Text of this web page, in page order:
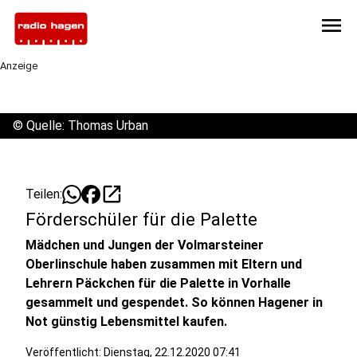
menu
Anzeige
© Quelle: Thomas Urban
Teilen: open_in_new
Förderschüler für die Palette
Mädchen und Jungen der Volmarsteiner
Oberlinschule haben zusammen mit Eltern und
Lehrern Päckchen für die Palette in Vorhalle
gesammelt und gespendet. So können Hagener in
Not günstig Lebensmittel kaufen.
Veröffentlicht: Dienstag, 22.12.2020 07:41